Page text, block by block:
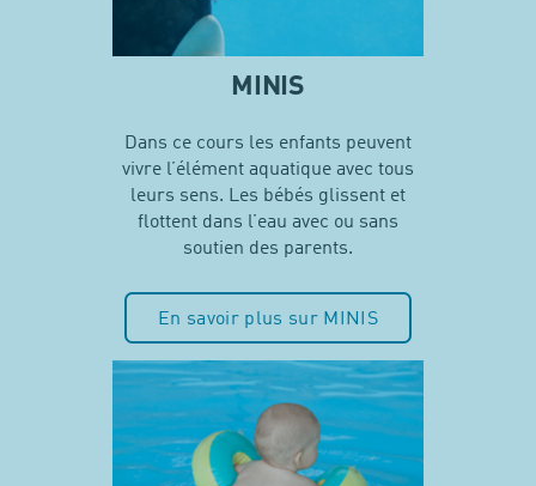
MINIS
Dans ce cours les enfants peuvent
vivre l’élément aquatique avec tous
leurs sens. Les bébés glissent et
flottent dans l’eau avec ou sans
soutien des parents.
En savoir plus sur MINIS